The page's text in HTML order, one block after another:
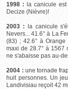
1998 : la canicule est
Decize (Nièvre)!
2003 : la canicule
Nevers... 41.6° à La
(83) ; 42.6° à
maxi de 28.7° à 1567
ne s'abaisse pas au-
2004 : une tornade
huit personnes. Un
Landivisiau reçoit 42